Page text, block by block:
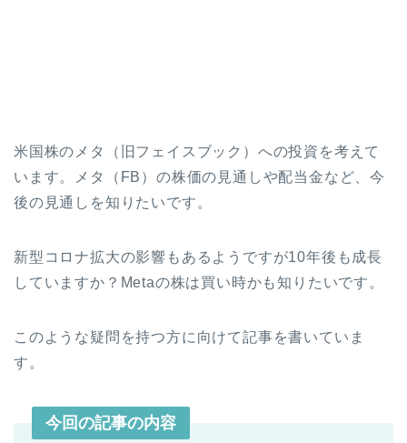
米国株のメタ（旧フェイスブック）への投資を考えて
います。メタ（FB）の株価の見通しや配当金など、今
後の見通しを知りたいです。
新型コロナ拡大の影響もあるようですが10年後も成長
していますか？Metaの株は買い時かも知りたいです。
このような疑問を持つ方に向けて記事を書いていま
す。
今回の記事の内容